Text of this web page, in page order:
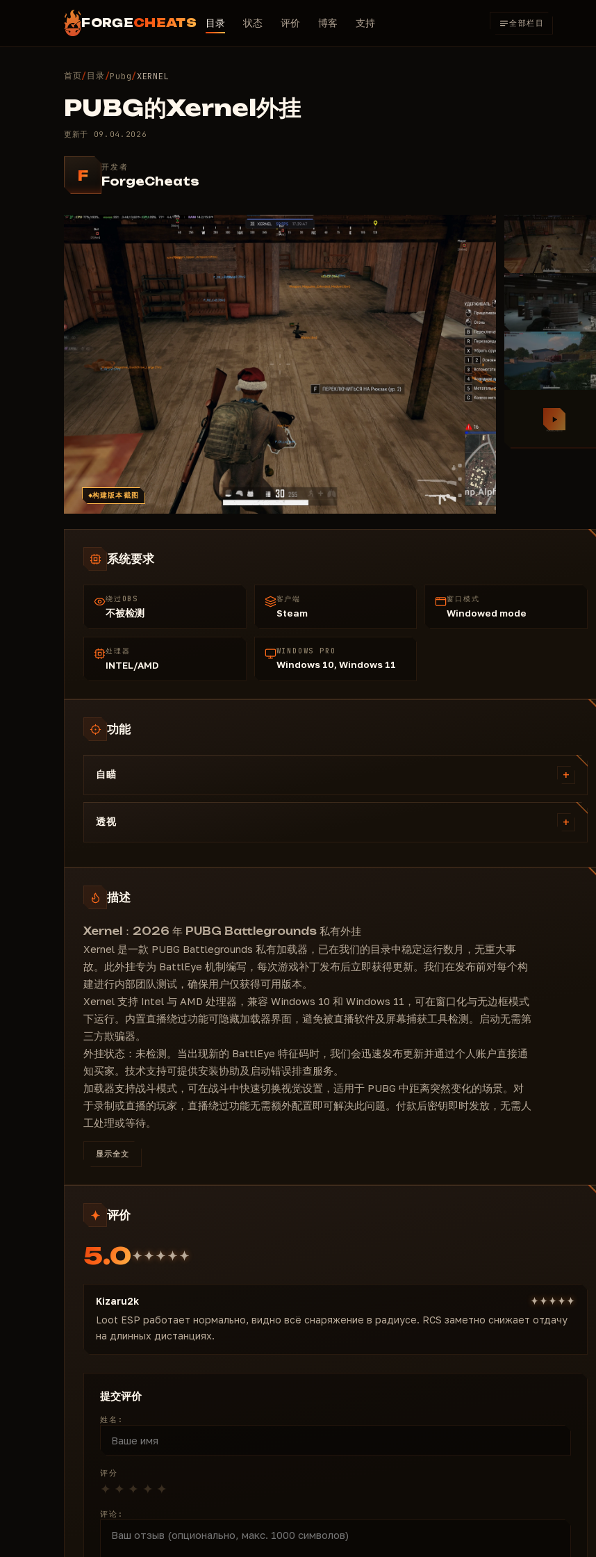
FORGECHEATS 目录 状态 评价 博客 支持 全部栏目
首页/目录/Pubg/XERNEL
PUBG的Xernel外挂
更新于 09.04.2026
F 开发者
ForgeCheats
构建版本截图
系统要求
绕过OBS
不被检测
客户端
Steam
窗口模式
Windowed mode
处理器
INTEL/AMD
WINDOWS PRO
Windows 10, Windows 11
功能
自瞄 +
视野绘制
自动瞄准视野
自动瞄准平滑度
后坐力控制系统 (RCS)
俯仰 RCS 调整
透视 +
玩家骨架
玩家名称
战斗模式
武器透视及筛选器
弹药透视
护甲透视及3级筛选器
药品及强化剂透视
配件及瞄准镜透视
载具透视
可自定义透视距离
描述
Xernel：2026 年 PUBG Battlegrounds 私有外挂
Xernel 是一款 PUBG Battlegrounds 私有加载器，已在我们的目录中稳定运行数月，无重大事
故。此外挂专为 BattlEye 机制编写，每次游戏补丁发布后立即获得更新。我们在发布前对每个构
建进行内部团队测试，确保用户仅获得可用版本。
Xernel 支持 Intel 与 AMD 处理器，兼容 Windows 10 和 Windows 11，可在窗口化与无边框模式
下运行。内置直播绕过功能可隐藏加载器界面，避免被直播软件及屏幕捕获工具检测。启动无需第
三方欺骗器。
外挂状态：未检测。当出现新的 BattlEye 特征码时，我们会迅速发布更新并通过个人账户直接通
知买家。技术支持可提供安装协助及启动错误排查服务。
加载器支持战斗模式，可在战斗中快速切换视觉设置，适用于 PUBG 中距离突然变化的场景。对
于录制或直播的玩家，直播绕过功能无需额外配置即可解决此问题。付款后密钥即时发放，无需人
工处理或等待。
显示全文
评价
5.0
Kizaru2k
Loot ESP работает нормально, видно всё снаряжение в радиусе. RCS заметно снижает отдачу
на длинных дистанциях.
提交评价
姓名:
评分
评论: